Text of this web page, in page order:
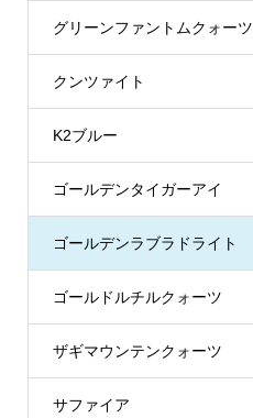
グリーンファントムクォーツ
クンツァイト
K2ブルー
ゴールデンタイガーアイ
ゴールデンラブラドライト
ゴールドルチルクォーツ
ザギマウンテンクォーツ
サファイア